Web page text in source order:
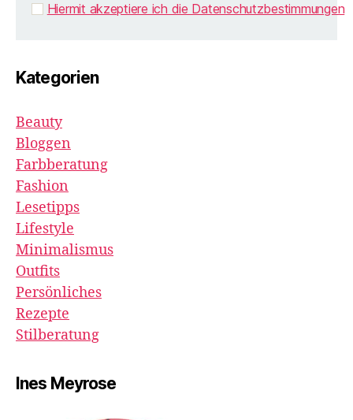
Hiermit akzeptiere ich die Datenschutzbestimmungen
Kategorien
Beauty
Bloggen
Farbberatung
Fashion
Lesetipps
Lifestyle
Minimalismus
Outfits
Persönliches
Rezepte
Stilberatung
Ines Meyrose